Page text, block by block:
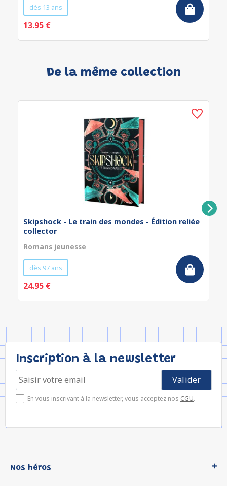
dès 13 ans
13.95 €
De la même collection
Skipshock - Le train des mondes - Édition reliée
collector
Romans jeunesse
dès 97 ans
24.95 €
Inscription à la newsletter
En vous inscrivant à la newsletter, vous acceptez nos CGU.
Nos héros